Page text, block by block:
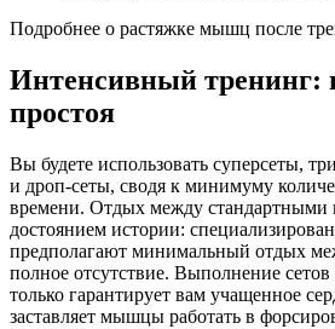
Подробнее о растяжке мышц после
Интенсивный тренинг:
простоя
Вы будете использовать суперсеты,
и дроп-сеты, сводя к минимуму
времени. Отдых между стандартными
достоянием истории:
предполагают минимальный отдых
полное отсутствие. Выполнение
только гарантирует вам учащенное
заставляет мышцы работать в